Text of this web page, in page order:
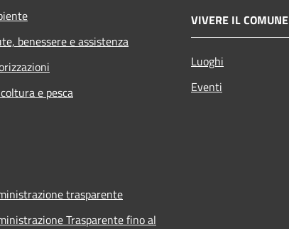
benessere e assistenza
e pesca
VIVERE IL COMUNE
Luoghi
Eventi
trasparente
Trasparente fino al